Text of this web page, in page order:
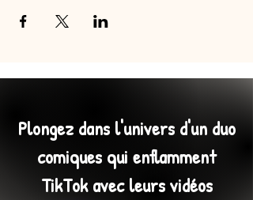
Plongez dans l'univers d'un duo
comiques qui enflamment
TikTok avec leurs vidéos